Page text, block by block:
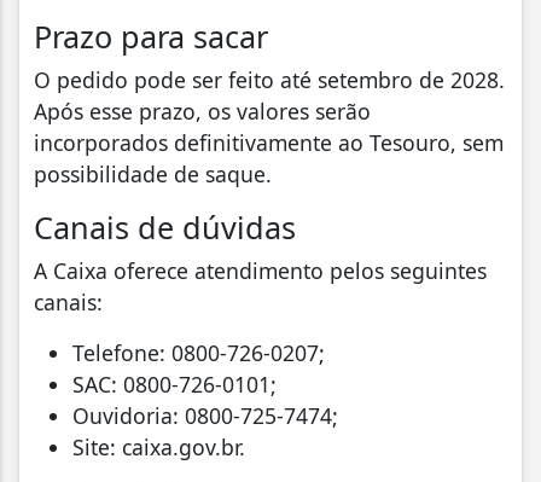
Prazo para sacar
O pedido pode ser feito até setembro de 2028.
Após esse prazo, os valores serão
incorporados definitivamente ao Tesouro, sem
possibilidade de saque.
Canais de dúvidas
A Caixa oferece atendimento pelos seguintes
canais:
Telefone: 0800-726-0207;
SAC: 0800-726-0101;
Ouvidoria: 0800-725-7474;
Site: caixa.gov.br.